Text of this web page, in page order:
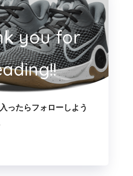
you for
ったらフォローしよう